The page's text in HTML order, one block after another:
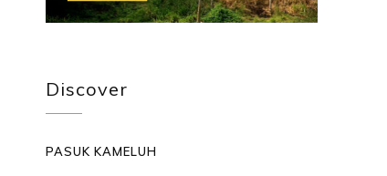
Discover
PASUK KAMELUH